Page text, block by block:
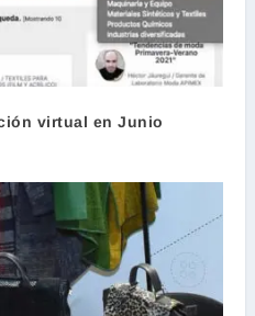
virtual en Junio